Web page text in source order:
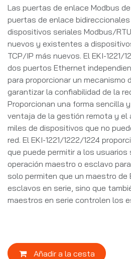
Las puertas de enlace Modbus
puertas de enlace
dispositivos seriales Modbus/
nuevos y existentes a
TCP/IP más nuevos. El EKI-1221/
dos puertos Ethernet
para proporcionar un mecanismo
garantizar la confiabilidad de la
Proporcionan una forma sencilla
ventaja de la gestión remota y el
miles de dispositivos que no
red. El EKI-1221/1222/1224
que puede permitir a los usuarios
operación maestro o esclavo
solo permiten que un maestro
esclavos en serie, sino que
maestros en serie controlen los
Añadir a la cesta